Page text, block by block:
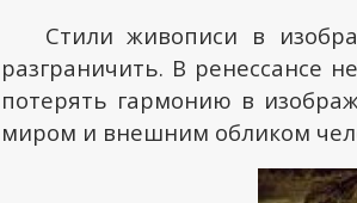
Стили живописи в
разграничить. В ренессансе
потерять гармонию в
миром и внешним обликом